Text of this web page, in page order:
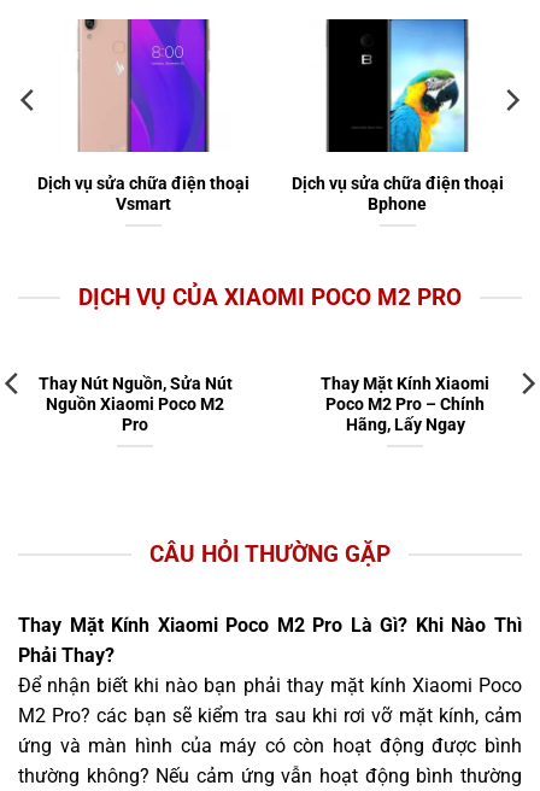
Dịch vụ sửa chữa điện thoại
Vsmart
Dịch vụ sửa chữa điện thoại
Bphone
DỊCH VỤ CỦA XIAOMI POCO M2 PRO
Thay Nút Nguồn, Sửa Nút
Nguồn Xiaomi Poco M2
Pro
Thay Mặt Kính Xiaomi
Poco M2 Pro – Chính
Hãng, Lấy Ngay
CÂU HỎI THƯỜNG GẶP
Thay Mặt Kính Xiaomi Poco M2 Pro Là Gì? Khi Nào Thì
Phải Thay?
Để nhận biết khi nào bạn phải thay mặt kính Xiaomi Poco
M2 Pro? các bạn sẽ kiểm tra sau khi rơi vỡ mặt kính, cảm
ứng và màn hình của máy có còn hoạt động được bình
thường không? Nếu cảm ứng vẫn hoạt động bình thường